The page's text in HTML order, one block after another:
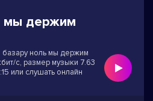
мы держим
ноль мы держим
с, размер музыки 7.63
или слушать онлайн